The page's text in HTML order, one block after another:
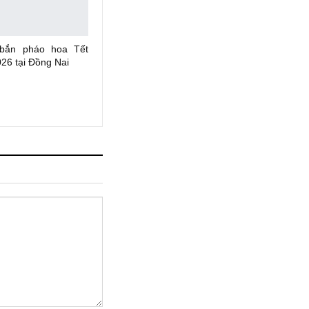
pháo hoa Tết
tại Đồng Nai